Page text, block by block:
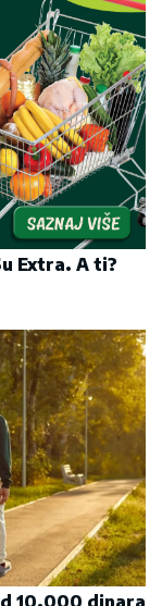
Extra. A ti?
10.000 dinara